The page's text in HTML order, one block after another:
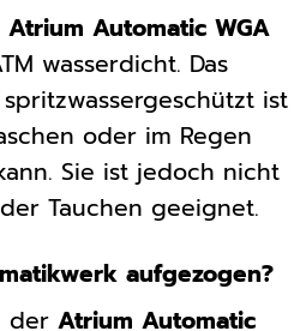
Automatic WGA
wasserdicht. Das
ist
oder im Regen
Sie ist jedoch nicht
Tauchen geeignet.
aufgezogen?
der Atrium Automatic